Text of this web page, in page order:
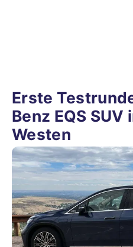
Erste
Benz EQS SUV
Westen